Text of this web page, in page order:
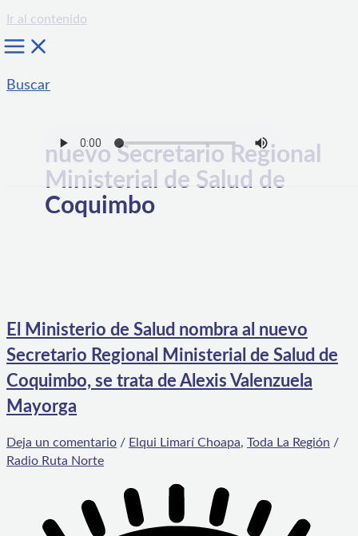
Ir al contenido
Buscar
nuevo Secretario Regional
Ministerial de Salud de
Coquimbo
El Ministerio de Salud nombra al nuevo
Secretario Regional Ministerial de Salud de
Coquimbo, se trata de Alexis Valenzuela
Mayorga
Deja un comentario / Elqui Limarí Choapa, Toda La Región /
Radio Ruta Norte